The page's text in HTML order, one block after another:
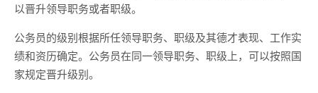
以晋升领导职务或者职级。
公务员的级别根据所任领导职务、职级及其德才表现、工作实
绩和资历确定。公务员在同一领导职务、职级上，可以按照国
家规定晋升级别。